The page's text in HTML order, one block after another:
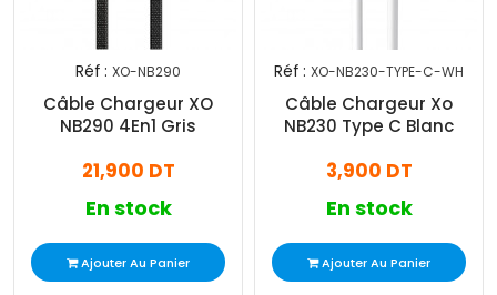
Réf : XO-NB290
Câble Chargeur XO
NB290 4En1 Gris
21,900 DT
En stock
Ajouter Au Panier
Réf : XO-NB230-TYPE-C-WH
Câble Chargeur Xo
NB230 Type C Blanc
3,900 DT
En stock
Ajouter Au Panier